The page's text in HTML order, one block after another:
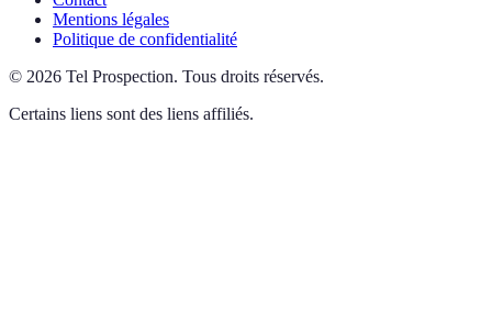
Mentions légales
Politique de confidentialité
© 2026 Tel Prospection. Tous droits réservés.
Certains liens sont des liens affiliés.